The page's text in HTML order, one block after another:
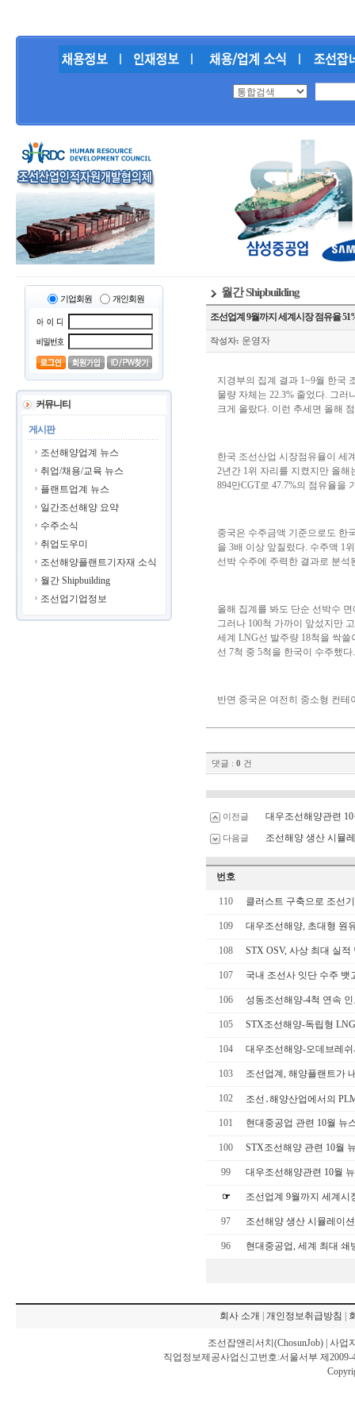
기업회원 개인회원
커뮤니티
게시판
조선해양업계 뉴스
취업/채용/교육 뉴스
플랜트업계 뉴스
일간조선해양 요약
수주소식
취업도우미
조선해양플랜트기자재 소식
월간 Shipbuilding
조선업기업정보
월간 Shipbuilding
조선업계 9월까지 세계시장 점유율
작성자: 운영자
지경부의 집계 결과 1~9월 한국
물량 자체는 22.3% 줄었다. 그러
크게 올랐다. 이런 추세면 올해
한국 조선산업 시장점유율이 세
2년간 1위 자리를 지켰지만 올해
894만CGT로 47.7%의 점유율을
중국은 수주금액 기준으로도 한
을 3배 이상 앞질렀다. 수주액 1
선박 수주에 주력한 결과로 분석
올해 집계를 봐도 단순 선박수
그러나 100척 가까이 앞섰지만
세계 LNG선 발주량 18척을 싹쓸
선 7척 중 5척을 한국이 수주했
반면 중국은 여전히 중소형 컨테
댓글 : 0 건
이전글 대우조선해양관련
다음글 조선해양 생산 시뮬
번호
110 클러스트 구축으로 조선
109 대우조선해양, 초대형 원
108 STX OSV, 사상 최대 실적
107 국내 조선사 잇단 수주 뱃
106 성동조선해양-4척 연속
105 STX조선해양-독립형
104 대우조선해양-오데브레
103 조선업계, 해양플랜트가
102 조선․해양산업에서의
101 현대중공업 관련 10월 뉴
100 STX조선해양 관련 10월
99 대우조선해양관련 10월
☞ 조선업계 9월까지 세계시
97 조선해양 생산 시뮬레이
96 현대중공업, 세계 최대 쇄
회사 소개 개인정보취급방침
조선잡앤리서치(ChosunJob) | 사업
직업정보제공사업신고번호:서울서부 제2009-